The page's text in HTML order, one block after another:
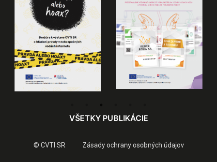
VŠETKY PUBLIKÁCIE
© CVTI SR Zásady ochrany osobných údajov